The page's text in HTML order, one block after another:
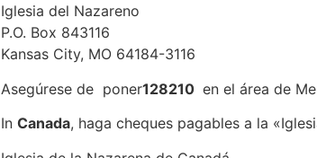
Iglesia del Nazareno
P.O. Box 843116
Kansas City, MO 64184-3116
Asegúrese de poner128210 en el área de
In Canada, haga cheques pagables a la